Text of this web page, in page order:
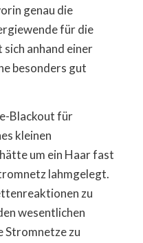
genau die
für die
anhand einer
besonders gut
Blackout für
kleinen
um ein Haar fast
lahmgelegt.
zu
wesentlichen
Stromnetze zu